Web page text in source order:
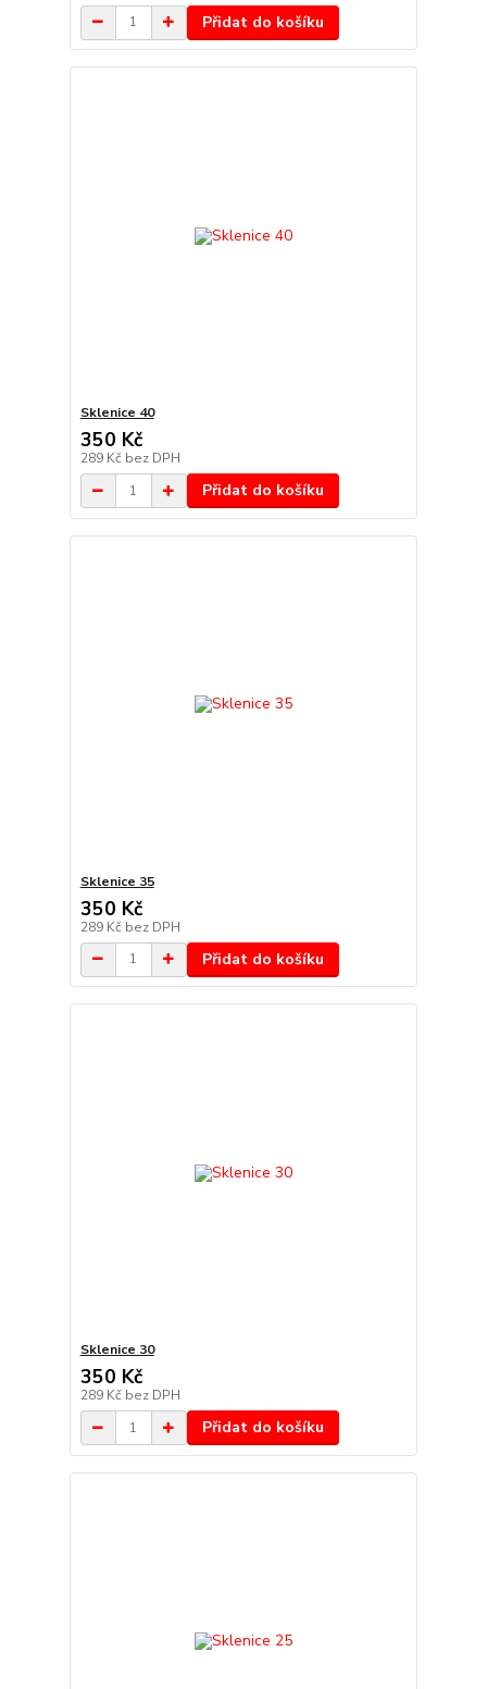
Přidat do košíku
Sklenice 40
350 Kč
289 Kč bez DPH
Přidat do košíku
Sklenice 35
350 Kč
289 Kč bez DPH
Přidat do košíku
Sklenice 30
350 Kč
289 Kč bez DPH
Přidat do košíku